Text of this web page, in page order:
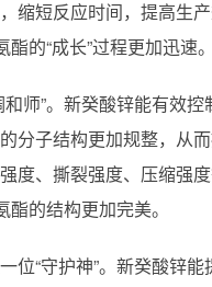
缩短反应时间，提高生
的“成长”过程更加迅速。
师”。新癸酸锌能有效
分子结构更加规整，从
度、撕裂强度、压缩强
酯的结构更加完美。
位“守护神”。新癸酸锌